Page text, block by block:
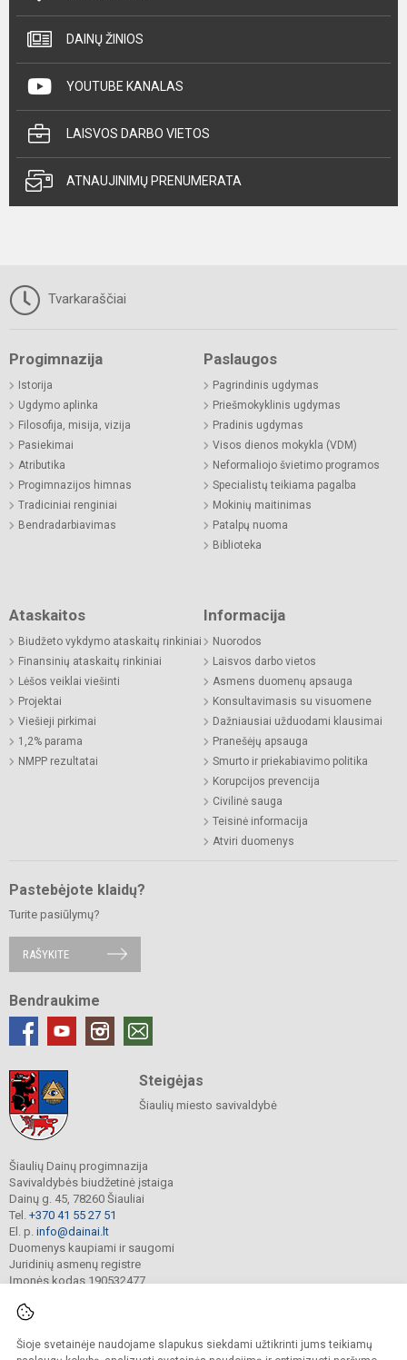
Šioje svetainėje naudojame slapukus siekdami užtikrinti jums teikiamų
DAINŲ ŽINIOS
YOUTUBE KANALAS
LAISVOS DARBO VIETOS
ATNAUJINIMŲ PRENUMERATA
Tvarkaraščiai
Progimnazija
Istorija
Ugdymo aplinka
Filosofija, misija, vizija
Pasiekimai
Atributika
Progimnazijos himnas
Tradiciniai renginiai
Bendradarbiavimas
Paslaugos
Pagrindinis ugdymas
Priešmokyklinis ugdymas
Pradinis ugdymas
Visos dienos mokykla (VDM)
Neformaliojo švietimo programos
Specialistų teikiama pagalba
Mokinių maitinimas
Patalpų nuoma
Biblioteka
Ataskaitos
Biudžeto vykdymo ataskaitų rinkiniai
Finansinių ataskaitų rinkiniai
Lėšos veiklai viešinti
Projektai
Viešieji pirkimai
1,2% parama
NMPP rezultatai
Informacija
Nuorodos
Laisvos darbo vietos
Asmens duomenų apsauga
Konsultavimasis su visuomene
Dažniausiai užduodami klausimai
Pranešėjų apsauga
Smurto ir priekabiavimo politika
Korupcijos prevencija
Civilinė sauga
Teisinė informacija
Atviri duomenys
Pastebėjote klaidų?
Turite pasiūlymų?
RAŠYKITE
Bendraukime
Steigėjas
Šiaulių miesto savivaldybė
Šiaulių Dainų progimnazija
Savivaldybės biudžetinė įstaiga
Dainų g. 45, 78260 Šiauliai
Tel. +370 41 55 27 51
El. p. info@dainai.lt
Duomenys kaupiami ir saugomi
Juridinių asmenų registre
Įmonės kodas 190532477
© 2023. Šiaulių Dainų progimnazija. Visos teisės saugomos.